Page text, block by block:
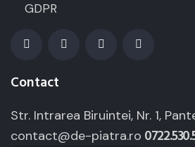
GDPR
Contact
Str. Intrarea Biruintei, Nr. 1,
contact@de-piatra.ro